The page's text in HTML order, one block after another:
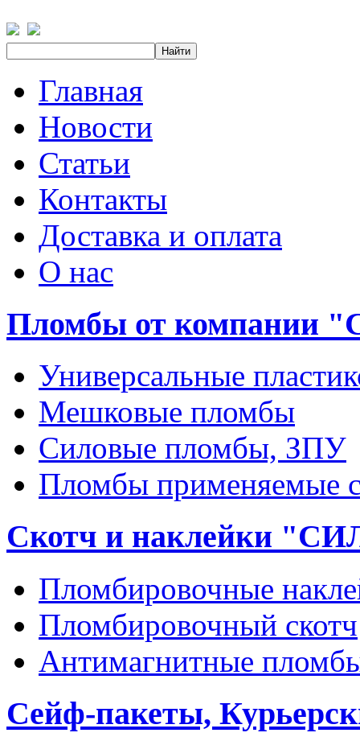
Главная
Новости
Статьи
Контакты
Доставка и оплата
О нас
Пломбы от компании
Универсальные
Мешковые пломбы
Силовые пломбы, ЗПУ
Пломбы применяемые
Скотч и наклейки
Пломбировочные
Пломбировочный скотч
Антимагнитные
Сейф-пакеты,